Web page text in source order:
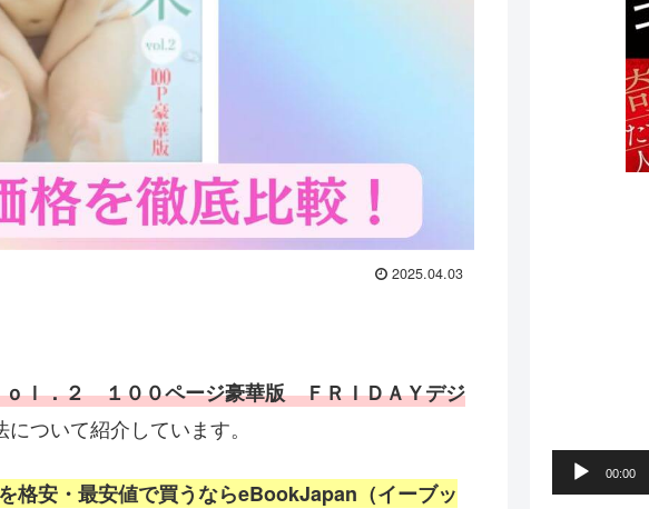
2025.04.03
ｌ．２ １００ページ豪華版 ＦＲＩＤＡＹデジ
について紹介しています。
格安・最安値で買うならeBookJapan（イーブッ
00:00